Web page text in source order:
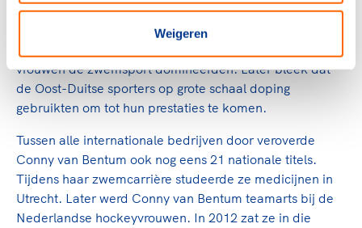
Weigeren
Haar erelijst had nog veel imposanter kunnen zijn, maar
vrouwen de zwemsport domineerden. Later bleek dat
de Oost-Duitse sporters op grote schaal doping
gebruikten om tot hun prestaties te komen.
Tussen alle internationale bedrijven door veroverde
Conny van Bentum ook nog eens 21 nationale titels.
Tijdens haar zwemcarrière studeerde ze medicijnen in
Utrecht. Later werd Conny van Bentum teamarts bij de
Nederlandse hockeyvrouwen. In 2012 zat ze in die